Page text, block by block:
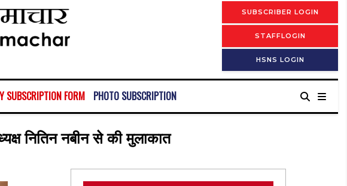
SUBSCRIBER LOGIN
STAFFLOGIN
HSNS LOGIN
SUBSCRIPTION FORM PHOTO SUBSCRIPTION
नितिन नबीन से की मुलाकात